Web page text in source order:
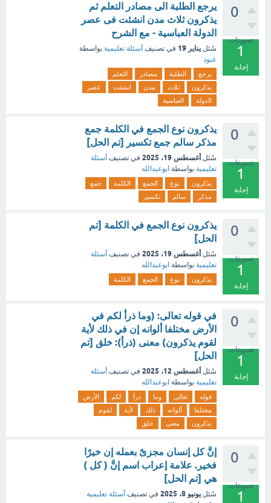
0
تصويتات
1
إجابة
يرجع الطلبة الى مصادر التعلم ثم
يذكرون ثلاث مدن انشئت فى عصر
الدولة العباسية - مع الشرح
سُئل يناير 19 في تصنيف أسئلة تعليمية بواسطة
عبود
يرجع الطلبة مصادر
التعلم
يذكرون
ثلاث مدن انشئت
عصر
الدولة
العباسية
0
تصويتات
1
إجابة
يذكرون نوع الجمع في الكلمة جمع
مذكر سالم جمع تكسير [تم الحل]
سُئل أغسطس 19، 2025 في تصنيف أسئلة
تعليمية بواسطة ابوعبدالله
يذكرون نوع الجمع الكلمة
جمع
مذكر
سالم تكسير
0
تصويتات
1
إجابة
يذكرون نوع الجمع في الكلمة [تم
الحل]
سُئل أغسطس 19، 2025 في تصنيف أسئلة
تعليمية بواسطة ابوعبدالله
يذكرون نوع الجمع الكلمة
0
تصويتات
1
إجابة
في قوله تعالى: (وما ذرأ لكم في
الأرض مختلفا ألوانه إن في ذلك لأية
لقوم يذكرون) معنى (ذرأ): خلق [تم
الحل]
سُئل أغسطس 12، 2025 في تصنيف أسئلة
تعليمية بواسطة ابوعبدالله
قوله تعالى وما ذرأ لكم
الأرض
مختلفا
ألوانه ذلك لأية
لقوم
يذكرون
معنى خلق
0
تصويتات
1
إنَّ كل إنسان مجزىٌ بعمله إن خيرًا
فخير. علامة إعراب اسم إنَّ ( كل )
هي [تم الحل]
سُئل يونيو 8، 2025 في تصنيف أسئلة تعليمية